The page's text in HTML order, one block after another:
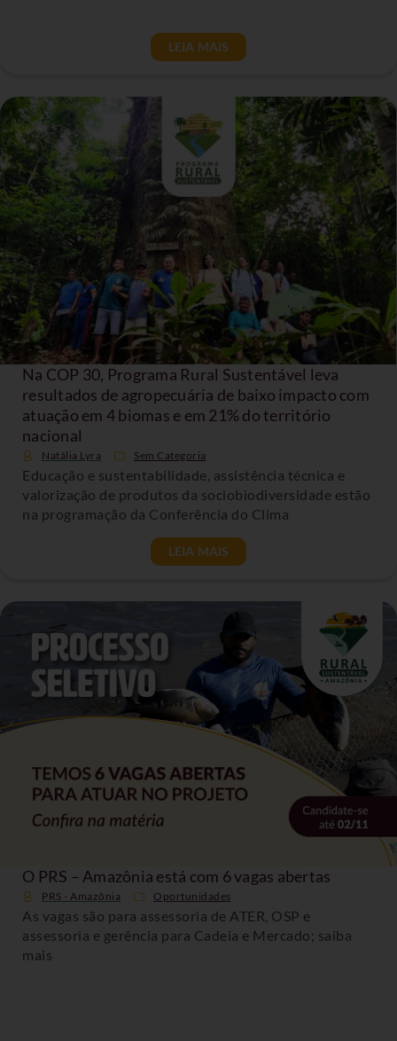
LEIA MAIS
Na COP 30, Programa Rural Sustentável leva
resultados de agropecuária de baixo impacto com
atuação em 4 biomas e em 21% do território
nacional
Natália Lyra Sem Categoria
Educação e sustentabilidade, assistência técnica e
valorização de produtos da sociobiodiversidade estão
na programação da Conferência do Clima
LEIA MAIS
O PRS – Amazônia está com 6 vagas abertas
PRS - Amazônia Oportunidades
As vagas são para assessoria de ATER, OSP e
assessoria e gerência para Cadeia e Mercado; saiba
mais